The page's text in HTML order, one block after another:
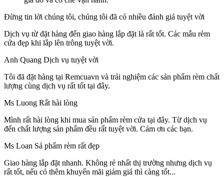
Đừng tin lời chúng tôi, chúng tôi đã có nhiều đánh giá tuyệt vời
Dịch vụ từ đặt hàng đến giao hàng lắp đặt là rất tốt. Các mẫu rèm
cửa đẹp khi lắp lên trông tuyệt vời.
Anh Quang Dịch vụ tuyệt vời
Tôi đã đặt hàng tại Remcuavn và trải nghiệm các sản phẩm rèm chất
lượng cùng dịch vụ rất tốt tại đây.
Ms Luong Rất hài lòng
Mình rất hài lòng khi mua sản phẩm rèm cửa tại đây. Từ dịch vụ
đến chất lượng sản phẩm đều rất tuyệt vời. Cám ơn các bạn.
Ms Loan Sả phẩm rèm rất đẹp
Giao hàng lắp đặt nhanh. Không rẻ nhất thị trường nhưng dịch vụ
rất tốt, nếu có thêm khuyến mãi giảm giá thì càng tốt...